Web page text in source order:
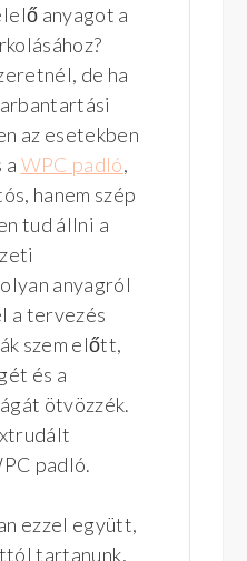
anyagot a
de ha
az esetekben
a WPC padló,
hanem szép
tud állni a
anyagról
a tervezés
szem előtt,
és a
ötvözzék.
padló.
ezzel együtt,
tartanunk,